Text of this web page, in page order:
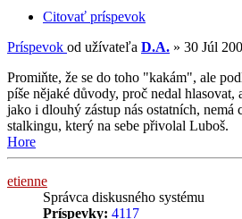
Citovať príspevok
Príspevok od užívateľa D.A. » 30 Júl
Promiňte, že se do toho "kakám", ale
píše nějaké důvody, proč nedal hlasovat,
jako i dlouhý zástup nás ostatních, nemá
stalkingu, který na sebe přivolal Luboš.
Hore
etienne
Správca diskusného systému
Príspevky: 4117